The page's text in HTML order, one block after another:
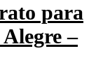
para
–